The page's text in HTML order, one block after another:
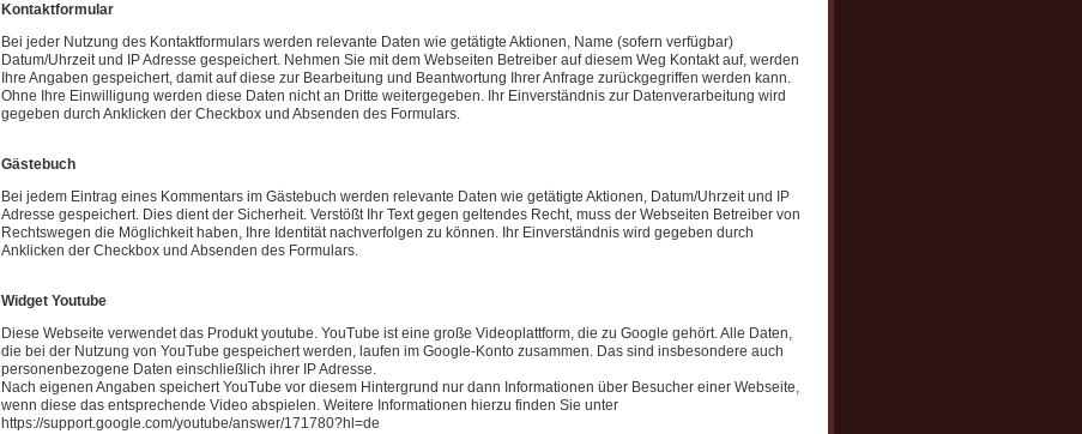
Kontaktformular
Bei jeder Nutzung des Kontaktformulars werden relevante Daten wie getätigte Aktionen, Name (sofern verfügbar)
Datum/Uhrzeit und IP Adresse gespeichert. Nehmen Sie mit dem Webseiten Betreiber auf diesem Weg Kontakt auf, werden
Ihre Angaben gespeichert, damit auf diese zur Bearbeitung und Beantwortung Ihrer Anfrage zurückgegriffen werden kann.
Ohne Ihre Einwilligung werden diese Daten nicht an Dritte weitergegeben. Ihr Einverständnis zur Datenverarbeitung wird
gegeben durch Anklicken der Checkbox und Absenden des Formulars.
Gästebuch
Bei jedem Eintrag eines Kommentars im Gästebuch werden relevante Daten wie getätigte Aktionen, Datum/Uhrzeit und IP
Adresse gespeichert. Dies dient der Sicherheit. Verstößt Ihr Text gegen geltendes Recht, muss der Webseiten Betreiber von
Rechtswegen die Möglichkeit haben, Ihre Identität nachverfolgen zu können. Ihr Einverständnis wird gegeben durch
Anklicken der Checkbox und Absenden des Formulars.
Widget Youtube
Diese Webseite verwendet das Produkt youtube. YouTube ist eine große Videoplattform, die zu Google gehört. Alle Daten,
die bei der Nutzung von YouTube gespeichert werden, laufen im Google-Konto zusammen. Das sind insbesondere auch
personenbezogene Daten einschließlich ihrer IP Adresse.
Nach eigenen Angaben speichert YouTube vor diesem Hintergrund nur dann Informationen über Besucher einer Webseite,
wenn diese das entsprechende Video abspielen. Weitere Informationen hierzu finden Sie unter
https://support.google.com/youtube/answer/171780?hl=de